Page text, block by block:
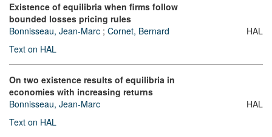
Existence of equilibria when firms follow
bounded losses pricing rules
Bonnisseau, Jean-Marc ; Cornet, Bernard
Text on HAL
HAL
On two existence results of equilibria in
economies with increasing returns
Bonnisseau, Jean-Marc
Text on HAL
HAL